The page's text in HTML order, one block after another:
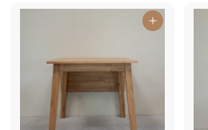
€
0
,
0
Ajouter au panier